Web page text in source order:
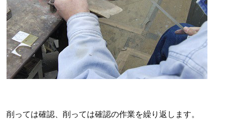
削っては確認、削っては確認の作業を繰り返します。